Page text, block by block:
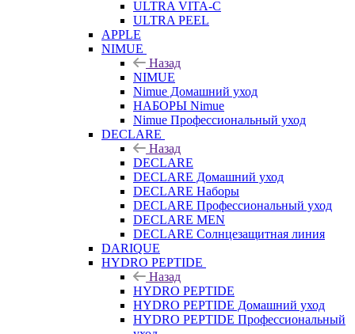
ULTRA VITA-C
ULTRA PEEL
APPLE
NIMUE
Назад
NIMUE
Nimue Домашний уход
НАБОРЫ Nimue
Nimue Профессиональный уход
DECLARE
Назад
DECLARE
DECLARE Домашний уход
DECLARE Наборы
DECLARE Профессиональный уход
DECLARE MEN
DECLARE Солнцезащитная линия
DARIQUE
HYDRO PEPTIDE
Назад
HYDRO PEPTIDE
HYDRO PEPTIDE Домашний уход
HYDRO PEPTIDE Профессиональный